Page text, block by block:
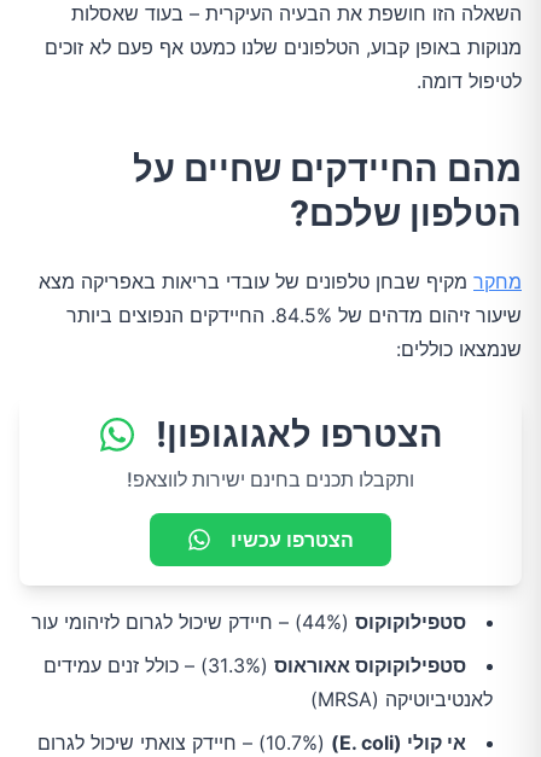
השאלה הזו חושפת את הבעיה העיקרית – בעוד שאסלות
מנוקות באופן קבוע, הטלפונים שלנו כמעט אף פעם לא זוכים
לטיפול דומה.
מהם החיידקים שחיים על
הטלפון שלכם?
מחקר מקיף שבחן טלפונים של עובדי בריאות באפריקה מצא
שיעור זיהום מדהים של 84.5%. החיידקים הנפוצים ביותר
שנמצאו כוללים:
הצטרפו לאגוגופון!
ותקבלו תכנים בחינם ישירות לווצאפ!
הצטרפו עכשיו
סטפילוקוקוס (44%) – חיידק שיכול לגרום לזיהומי עור
סטפילוקוקוס אאוראוס
(31.3%) – כולל זנים עמידים
לאנטיביוטיקה (MRSA)
אי קולי (E. coli)
(10.7%) – חיידק צואתי שיכול לגרום